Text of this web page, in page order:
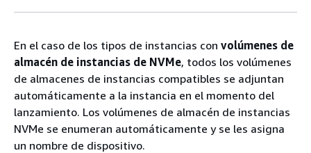
En el caso de los tipos de instancias con volúmenes de
almacén de instancias de NVMe, todos los volúmenes
de almacenes de instancias compatibles se adjuntan
automáticamente a la instancia en el momento del
lanzamiento. Los volúmenes de almacén de instancias
NVMe se enumeran automáticamente y se les asigna
un nombre de dispositivo.